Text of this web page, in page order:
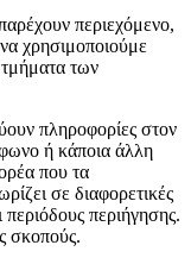
περιεχόμενο,
να χρησιμοποιούμε
τμήματα των
πληροφορίες στον
ή κάποια άλλη
που τα
σε διαφορετικές
περιήγησης.
σκοπούς.